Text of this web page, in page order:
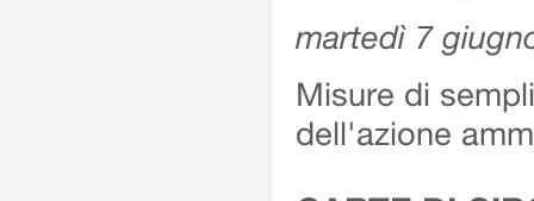
martedì 7
Misure di
dell'azione